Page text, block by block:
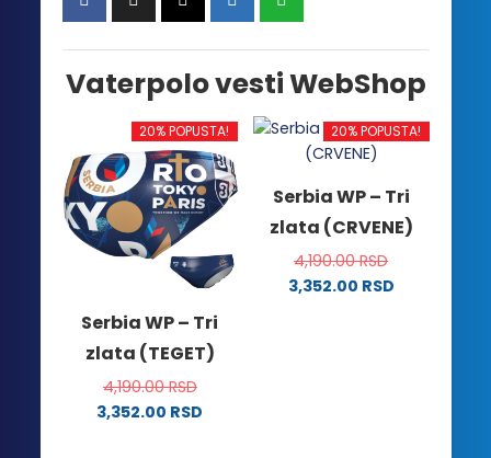
Vaterpolo vesti WebShop
20% POPUSTA!
Serbia WP – Tri
zlata (TEGET)
4,190.00RSD
3,352.00 RSD
20% POPUSTA!
Serbia WP – Tri
zlata (CRVENE)
4,190.00RSD
3,352.00 RSD